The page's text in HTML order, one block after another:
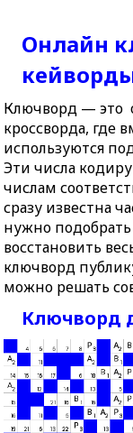
Онлайн
Ключворд — это
кроссворда, где
используются
Эти числа
числам
сразу известна
нужно
восстановить
ключворд
можно решать
Ключворд